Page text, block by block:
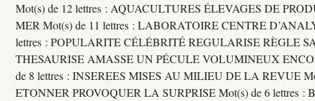
Mot(s) de 12 lettres : AQUACULTURES ÉLEVAGES DE
MER Mot(s) de 11 lettres : LABORATOIRE CENTRE
lettres : POPULARITE CÉLÉBRITÉ REGULARISE RÈGLE
THESAURISE AMASSE UN PÉCULE VOLUMINEUX
de 8 lettres : INSEREES MISES AU MILIEU DE LA REVUE
ETONNER PROVOQUER LA SURPRISE Mot(s) de 6 lettres :